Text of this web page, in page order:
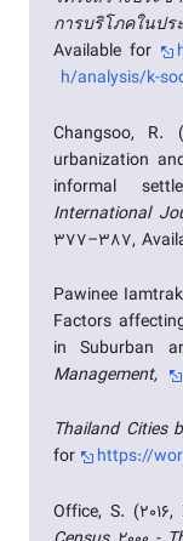
การบริโภคในปร
Available for
h/analysis/k-
Changsoo, R.
urbanization
informal
International
Pawinee
Factors
in Suburban
Management,
Thailand Cities
for
https://
Office, S.